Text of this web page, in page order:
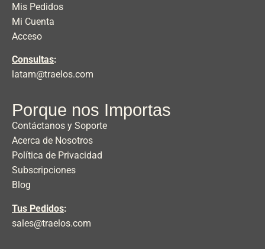
Mis Pedidos
Mi Cuenta
Acceso
Consultas:
latam@traelos.com
Porque nos Importas
Contáctanos y Soporte
Acerca de Nosotros
Política de Privacidad
Subscripciones
Blog
Tus Pedidos:
sales@traelos.com